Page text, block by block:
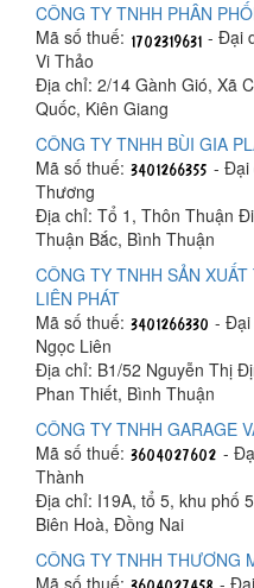
CÔNG TY TNHH PHÂN
Mã số thuế:
- Đại
Vi Thảo
Địa chỉ: 2/14 Gành Gió, Xã
Quốc, Kiên Giang
CÔNG TY TNHH BÙI GIA
Mã số thuế:
- Đại
Thương
Địa chỉ: Tổ 1, Thôn Thuận
Thuận Bắc, Bình Thuận
CÔNG TY TNHH SẢN
LIÊN PHÁT
Mã số thuế:
- Đại
Ngọc Liên
Địa chỉ: B1/52 Nguyễn Thị
Phan Thiết, Bình Thuận
CÔNG TY TNHH GARAGE
Mã số thuế:
-
Thành
Địa chỉ: I19A, tổ 5, khu phố
Biên Hoà, Đồng Nai
CÔNG TY TNHH THƯƠNG